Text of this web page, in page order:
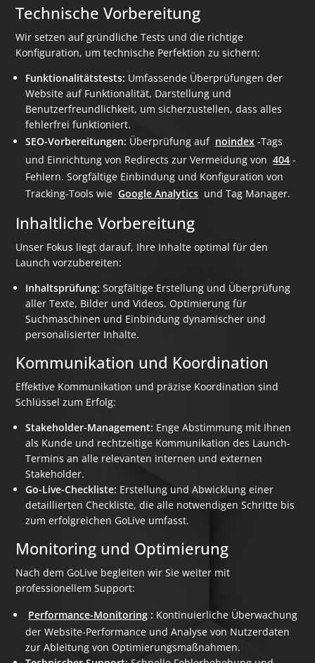
Technische Vorbereitung
Wir setzen auf gründliche Tests und die richtige
Konfiguration, um technische Perfektion zu sichern:
Funktionalitätstests: Umfassende Überprüfungen der
Website auf Funktionalität, Darstellung und
Benutzerfreundlichkeit, um sicherzustellen, dass alles
fehlerfrei funktioniert.
SEO-Vorbereitungen: Überprüfung auf noindex -Tags
und Einrichtung von Redirects zur Vermeidung von 404 -
Fehlern. Sorgfältige Einbindung und Konfiguration von
Tracking-Tools wie Google Analytics und Tag Manager.
Inhaltliche Vorbereitung
Unser Fokus liegt darauf, Ihre Inhalte optimal für den
Launch vorzubereiten:
Inhaltsprüfung: Sorgfältige Erstellung und Überprüfung
aller Texte, Bilder und Videos. Optimierung für
Suchmaschinen und Einbindung dynamischer und
personalisierter Inhalte.
Kommunikation und Koordination
Effektive Kommunikation und präzise Koordination sind
Schlüssel zum Erfolg:
Stakeholder-Management: Enge Abstimmung mit Ihnen
als Kunde und rechtzeitige Kommunikation des Launch-
Termins an alle relevanten internen und externen
Stakeholder.
Go-Live-Checkliste: Erstellung und Abwicklung einer
detaillierten Checkliste, die alle notwendigen Schritte bis
zum erfolgreichen GoLive umfasst.
Monitoring und Optimierung
Nach dem GoLive begleiten wir Sie weiter mit
professionellem Support:
Performance-Monitoring : Kontinuierliche Überwachung
der Website-Performance und Analyse von Nutzerdaten
zur Ableitung von Optimierungsmaßnahmen.